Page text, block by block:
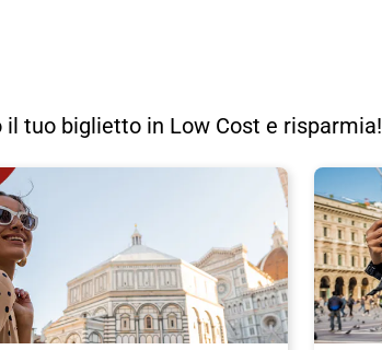
tuo biglietto in Low Cost e risparmia!